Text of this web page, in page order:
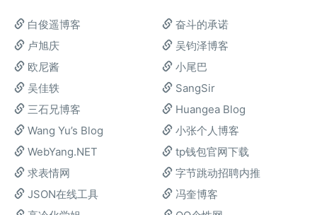
白俊遥博客
奋斗的承诺
卢旭庆
吴钧泽博客
欧尼酱
小尾巴
吴佳轶
SangSir
三石兄博客
Huangea Blog
Wang Yu’s Blog
小张个人博客
WebYang.NET
tp钱包官网下载
求表情网
字节跳动招聘内推
JSON在线工具
冯奎博客